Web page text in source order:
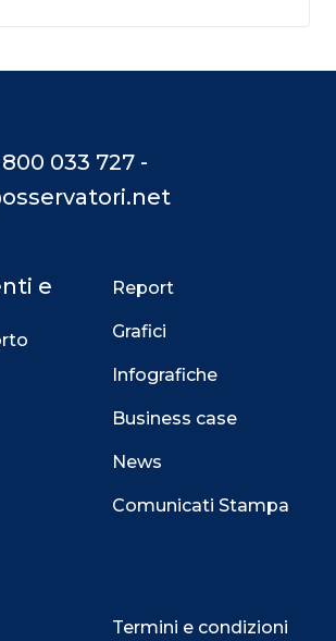
033 727 -
e
Report
Grafici
Infografiche
Business case
News
Comunicati Stampa
Termini e condizioni